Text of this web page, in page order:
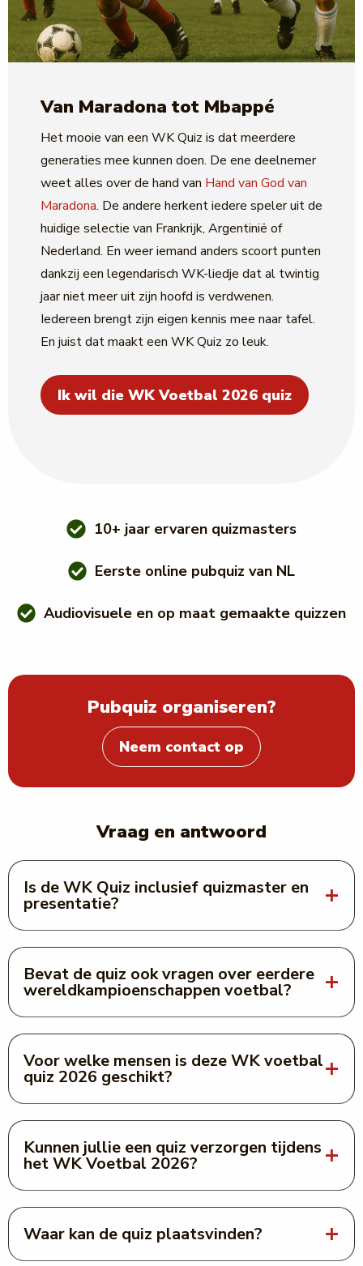
Van Maradona tot Mbappé
Het mooie van een WK Quiz is dat meerdere
generaties mee kunnen doen. De ene deelnemer
weet alles over de hand van Hand van God van
Maradona. De andere herkent iedere speler uit de
huidige selectie van Frankrijk, Argentinië of
Nederland. En weer iemand anders scoort punten
dankzij een legendarisch WK-liedje dat al twintig
jaar niet meer uit zijn hoofd is verdwenen.
Iedereen brengt zijn eigen kennis mee naar tafel.
En juist dat maakt een WK Quiz zo leuk.
Ik wil die WK Voetbal 2026 quiz
10+ jaar ervaren quizmasters
Eerste online pubquiz van NL
Audiovisuele en op maat gemaakte quizzen
Pubquiz organiseren?
Neem contact op
Vraag en antwoord
Is de WK Quiz inclusief quizmaster en
presentatie?
Bevat de quiz ook vragen over eerdere
wereldkampioenschappen voetbal?
Voor welke mensen is deze WK voetbal
quiz 2026 geschikt?
Kunnen jullie een quiz verzorgen tijdens
het WK Voetbal 2026?
Waar kan de quiz plaatsvinden?